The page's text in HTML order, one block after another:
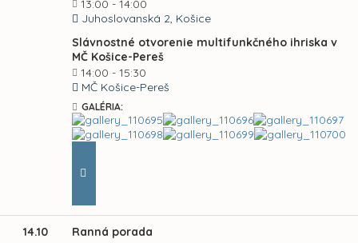
13:00 - 14:00
Juhoslovanská 2, Košice
Slávnostné otvorenie multifunkčného ihriska v
MČ Košice-Pereš
14:00 - 15:30
MČ Košice-Pereš
GALÉRIA:
14.10
Ranná porada